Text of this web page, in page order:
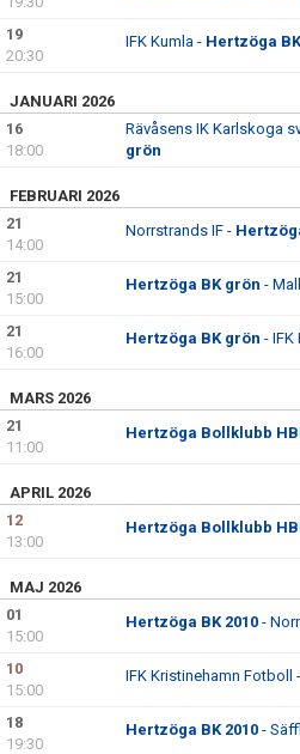
19
20:30
IFK Kumla - Hertzöga
JANUARI 2026
16
18:00
Rävåsens IK Karlskoga
grön
FEBRUARI 2026
21
14:00
Norrstrands IF -
21
15:00
Hertzöga BK grön -
21
16:00
Hertzöga BK grön - IFK
MARS 2026
21
11:00
Hertzöga Bollklubb
APRIL 2026
12
13:00
Hertzöga Bollklubb
MAJ 2026
01
15:00
Hertzöga BK 2010 -
10
15:00
IFK Kristinehamn Fotboll -
18
19:30
Hertzöga BK 2010 -